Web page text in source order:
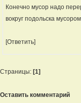
Конечно мусор надо
вокруг подольска
[Ответить]
Страницы: [1]
Оставить комментарий